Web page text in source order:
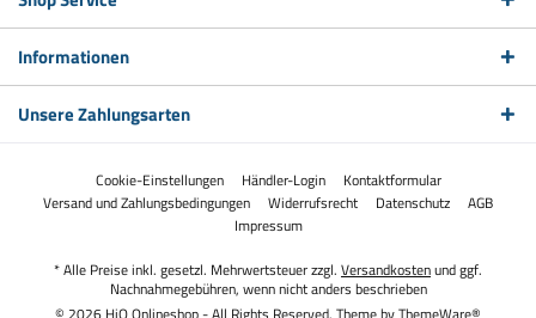
Informationen
Unsere Zahlungsarten
Cookie-Einstellungen Händler-Login
Kontaktformular
Versand und Zahlungsbedingungen
Widerrufsrecht Datenschutz
AGB
Impressum
* Alle Preise inkl. gesetzl. Mehrwertsteuer zzgl. Versandkostenund ggf.
Nachnahmegebühren, wenn nicht anders beschrieben